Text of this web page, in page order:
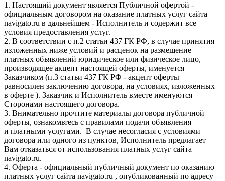
1. Настоящий документ является Публичной офертой -
официальным договором на оказание платных услуг сайта
navigato.ru в дальнейшем - Исполнитель и содержит все
условия предоставления услуг.
2. В соответствии с п.2 статьи 437 ГК РФ, в случае принятия
изложенных ниже условий и расценок на размещение
платных объявлений юридическое или физическое лицо,
производящее акцепт настоящей оферты, именуется
Заказчиком (п.3 статьи 437 ГК РФ - акцепт оферты
равносилен заключению договора, на условиях, изложенных
в оферте ). Заказчик и Исполнитель вместе именуются
Сторонами настоящего договора.
3. Внимательно прочтите материалы договора публичной
оферты, ознакомьтесь с правилами подачи объявления
и платными услугами. В случае несогласия с условиями
договора или одного из пунктов, Исполнитель предлагает
Вам отказаться от использования платных услуг сайта
navigato.ru.
4. Оферта - официальный публичный документ по оказанию
платных услуг сайта navigato.ru , опубликованный по адресу